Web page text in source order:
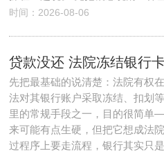
时间：2026-08-06
先把最基础的说清楚：法院有权
法对其银行账户采取冻结、扣划
里的常规手段之一，目的很简
来可能有点生硬，但把它想成法
过程序上要走流程，银行其实只